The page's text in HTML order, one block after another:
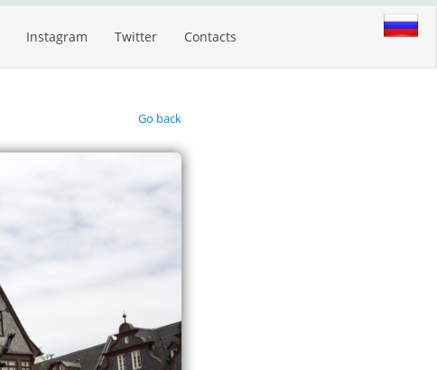
Instagram Twitter Contacts
Go back